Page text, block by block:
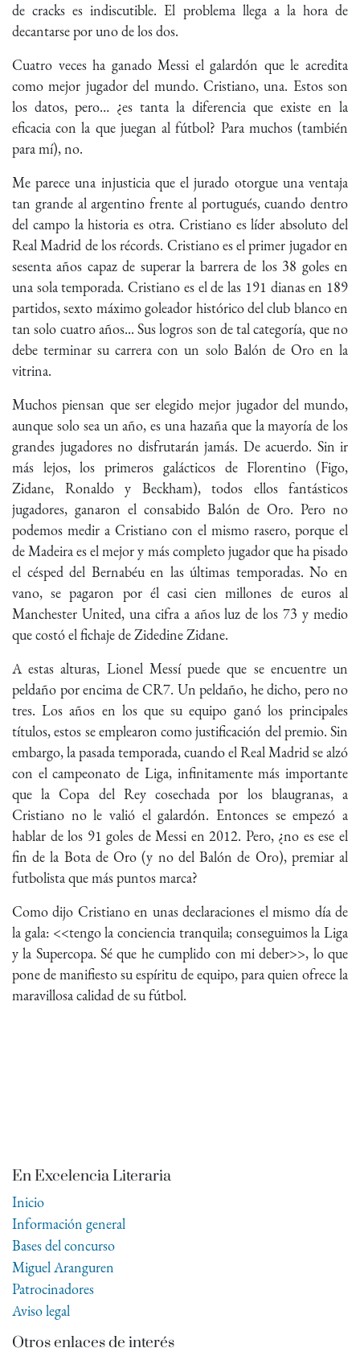
de cracks es indiscutible. El problema llega a la hora de
decantarse por uno de los dos.
Cuatro veces ha ganado Messi el galardón que le acredita
como mejor jugador del mundo. Cristiano, una. Estos son
los datos, pero… ¿es tanta la diferencia que existe en la
eficacia con la que juegan al fútbol? Para muchos (también
para mí), no.
Me parece una injusticia que el jurado otorgue una ventaja
tan grande al argentino frente al portugués, cuando dentro
del campo la historia es otra. Cristiano es líder absoluto del
Real Madrid de los récords. Cristiano es el primer jugador en
sesenta años capaz de superar la barrera de los 38 goles en
una sola temporada. Cristiano es el de las 191 dianas en 189
partidos, sexto máximo goleador histórico del club blanco en
tan solo cuatro años... Sus logros son de tal categoría, que no
debe terminar su carrera con un solo Balón de Oro en la
vitrina.
Muchos piensan que ser elegido mejor jugador del mundo,
aunque solo sea un año, es una hazaña que la mayoría de los
grandes jugadores no disfrutarán jamás. De acuerdo. Sin ir
más lejos, los primeros galácticos de Florentino (Figo,
Zidane, Ronaldo y Beckham), todos ellos fantásticos
jugadores, ganaron el consabido Balón de Oro. Pero no
podemos medir a Cristiano con el mismo rasero, porque el
de Madeira es el mejor y más completo jugador que ha pisado
el césped del Bernabéu en las últimas temporadas. No en
vano, se pagaron por él casi cien millones de euros al
Manchester United, una cifra a años luz de los 73 y medio
que costó el fichaje de Zidedine Zidane.
A estas alturas, Lionel Messí puede que se encuentre un
peldaño por encima de CR7. Un peldaño, he dicho, pero no
tres. Los años en los que su equipo ganó los principales
títulos, estos se emplearon como justificación del premio. Sin
embargo, la pasada temporada, cuando el Real Madrid se alzó
con el campeonato de Liga, infinitamente más importante
que la Copa del Rey cosechada por los blaugranas, a
Cristiano no le valió el galardón. Entonces se empezó a
hablar de los 91 goles de Messi en 2012. Pero, ¿no es ese el
fin de la Bota de Oro (y no del Balón de Oro), premiar al
futbolista que más puntos marca?
Como dijo Cristiano en unas declaraciones el mismo día de
la gala: <<tengo la conciencia tranquila; conseguimos la Liga
y la Supercopa. Sé que he cumplido con mi deber>>, lo que
pone de manifiesto su espíritu de equipo, para quien ofrece la
maravillosa calidad de su fútbol.
En Excelencia Literaria
Inicio
Información general
Bases del concurso
Miguel Aranguren
Patrocinadores
Aviso legal
Otros enlaces de interés